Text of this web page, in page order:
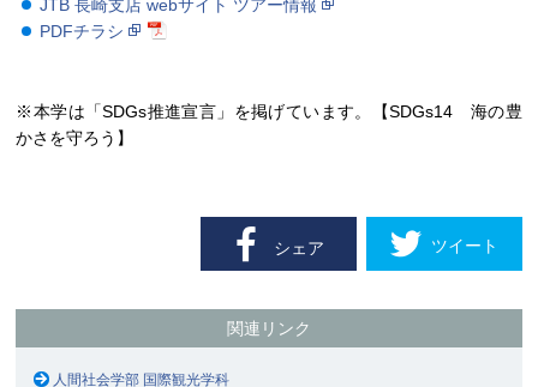
JTB 長崎支店 webサイト ツアー情報
PDFチラシ
※本学は「SDGs推進宣言」を掲げています。【SDGs14 海の豊
かさを守ろう】
シェア ツイート
関連リンク
人間社会学部 国際観光学科